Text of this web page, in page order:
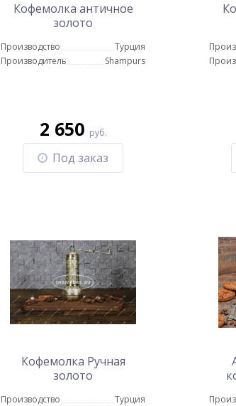
Кофемолка античное
золото
Производство
Турция
Производитель
Shampurs
2 650 руб.
Под заказ
Кофемолка Ручная
золото
Производство
Турция